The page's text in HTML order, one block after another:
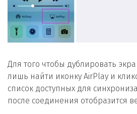
Для того чтобы дублировать
лишь найти иконку AirPlay и
список доступных для
после соединения отобразится